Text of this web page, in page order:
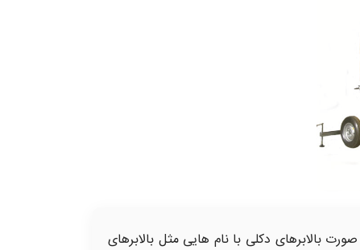
بالابرهای دکلی با نام هایی مثل بالابرهای